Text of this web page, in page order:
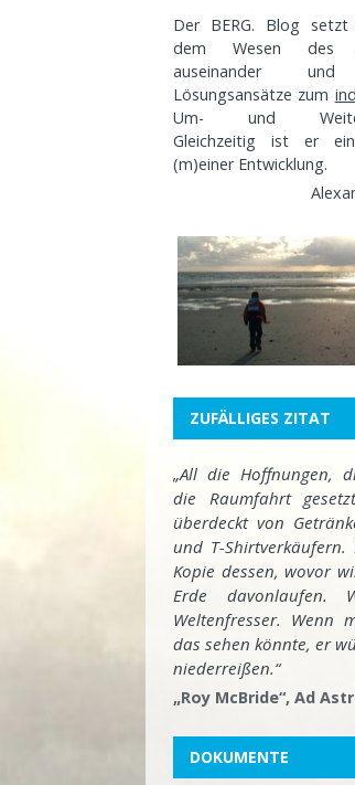
Der BERG. Blog
dem Wesen des
auseinander
Lösungsansätze zum
Um- und
Gleichzeitig ist er
(m)einer Entwicklung.
ZUFÄLLIGES ZITAT
„All die Hoffnungen,
die Raumfahrt
überdeckt von
und T-
Kopie dessen, wovor
Erde davonlaufen.
Weltenfresser. Wenn
das sehen könnte, er
niederreißen.“
„Roy McBride“, Ad
DOKUMENTE